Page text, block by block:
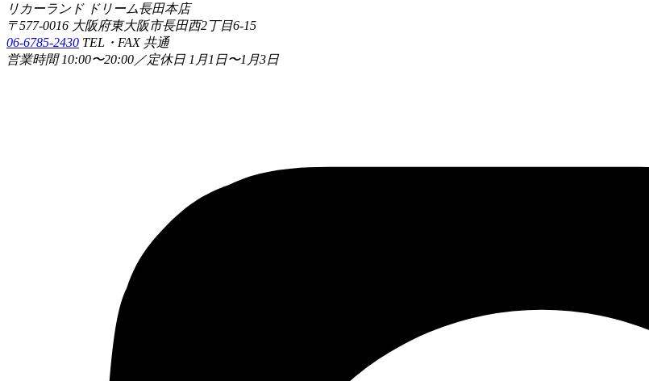
リカーランド ドリーム長田本店
〒577-0016 大阪府東大阪市長田西2丁目6-15
06-6785-2430 TEL・FAX 共通
営業時間 10:00〜20:00／定休日 1月1日〜1月3日